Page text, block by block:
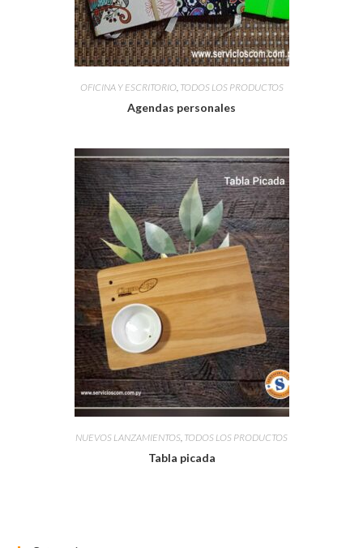
OFICINA Y ESCRITORIO, TODOS LOS PRODUCTOS
Agendas personales
NUEVOS LANZAMIENTOS TODOS LOS PRODUCTOS
Tabla picada